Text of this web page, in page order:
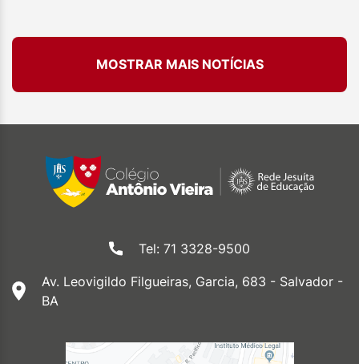
MOSTRAR MAIS NOTÍCIAS
Tel: 71 3328-9500
Av. Leovigildo Filgueiras, Garcia, 683 - Salvador -
BA